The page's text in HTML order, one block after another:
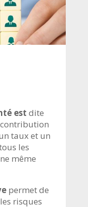
est dite
taux et un
les
même
permet de
risques